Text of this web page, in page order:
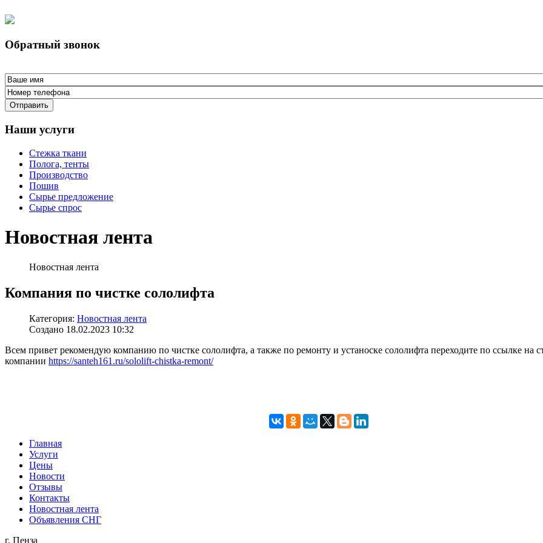
Обратный звонок
Отправить
Наши услуги
Стежка ткани
Полога, тенты
Производство
Пошив
Сырье предложение
Сырье спрос
Новостная лента
Новостная лента
Компания по чистке сололифта
Категория: Новостная лента
Создано 18.02.2023 10:32
Всем привет рекомендую компанию по чистке сололифта, а также по ремонту и устаноске сололифта переходите по ссылке на
компании https://santeh161.ru/sololift-chistka-remont/
Главная
Услуги
Цены
Новости
Отзывы
Контакты
Новостная лента
Объявления СНГ
г. Пенза